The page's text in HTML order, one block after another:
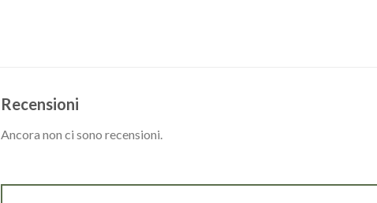
Recensioni
Ancora non ci sono recensioni.